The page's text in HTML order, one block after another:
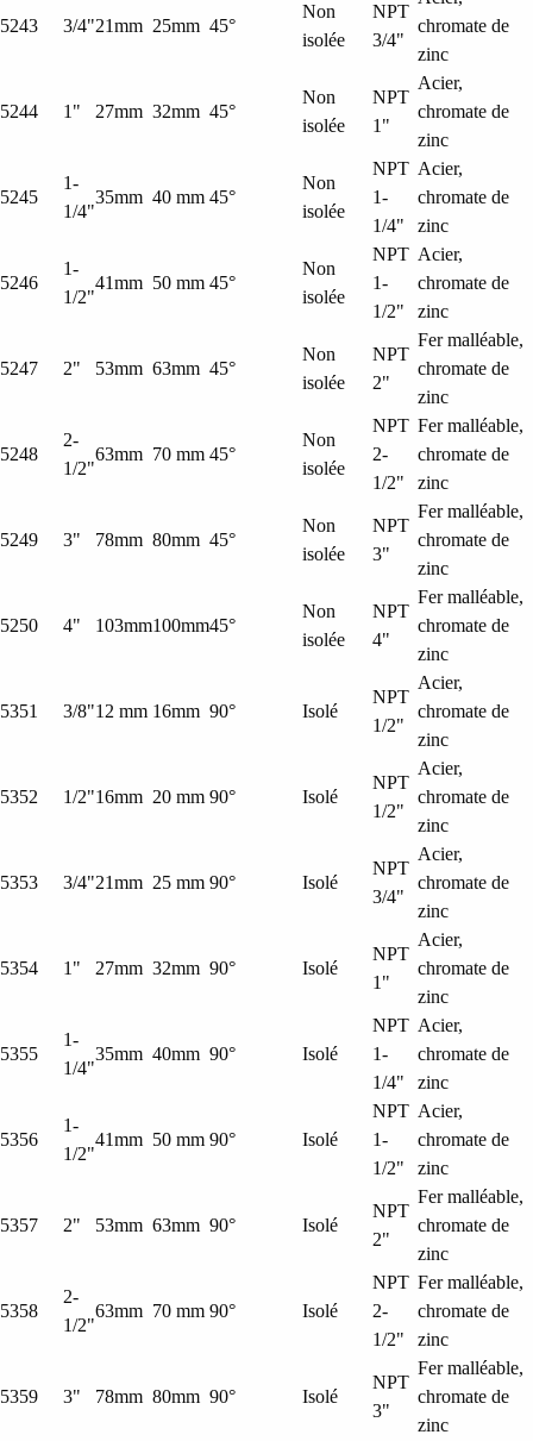
5243 3/4"21mm 25mm 45°
Non
isolée
NPT
3/4"
chromate de
zinc
5244 1" 27mm 32mm 45°
Non
isolée
NPT
1"
Acier,
chromate de
zinc
5245
1-
1/4"
35mm 40 mm 45°
Non
isolée
NPT
1-
1/4"
Acier,
chromate de
zinc
5246
1-
1/2"
41mm 50 mm 45°
Non
isolée
NPT
1-
1/2"
Acier,
chromate de
zinc
5247 2" 53mm 63mm 45°
Non
isolée
NPT
2"
Fer malléable,
chromate de
zinc
5248
2-
1/2"
63mm 70 mm 45°
Non
isolée
NPT
2-
1/2"
Fer malléable,
chromate de
zinc
5249 3" 78mm 80mm 45°
Non
isolée
NPT
3"
Fer malléable,
chromate de
zinc
5250 4" 103mm100mm45°
Non
isolée
NPT
4"
Fer malléable,
chromate de
zinc
5351 3/8"12 mm 16mm 90° Isolé
NPT
1/2"
Acier,
chromate de
zinc
5352 1/2"16mm 20 mm 90° Isolé
NPT
1/2"
Acier,
chromate de
zinc
5353 3/4"21mm 25 mm 90° Isolé
NPT
3/4"
Acier,
chromate de
zinc
5354 1" 27mm 32mm 90° Isolé
NPT
1"
Acier,
chromate de
zinc
5355
1-
1/4"
35mm 40mm 90° Isolé
NPT
1-
1/4"
Acier,
chromate de
zinc
5356
1-
1/2"
41mm 50 mm 90° Isolé
NPT
1-
1/2"
Acier,
chromate de
zinc
5357 2" 53mm 63mm 90° Isolé
NPT
2"
Fer malléable,
chromate de
zinc
5358
2-
1/2"
63mm 70 mm 90° Isolé
NPT
2-
1/2"
Fer malléable,
chromate de
zinc
5359 3" 78mm 80mm 90° Isolé
NPT
3"
Fer malléable,
chromate de
zinc